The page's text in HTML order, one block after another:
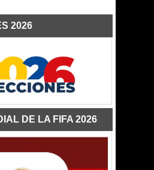
2026
DE LA FIFA 2026